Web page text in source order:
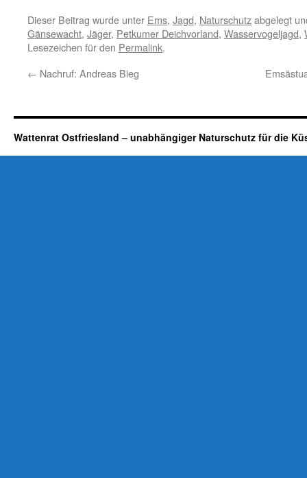
Dieser Beitrag wurde unter Ems, Jagd, Naturschutzabgelegt
Gänsewacht, Jäger, Petkumer Deichvorland, Wasservogeljagd,
Lesezeichen für den Permalink.
← Nachruf: Andreas Bieg
Wattenrat Ostfriesland – unabhängiger Naturschutz für die